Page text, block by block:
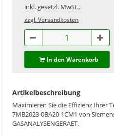
inkl. gesetzl. MwSt.,
zzgl. Versandkosten
In den Warenkorb
Artikelbeschreibung
Maximieren Sie die Effizienz Ihrer
7MB2023-0BA20-1CM1 von
GASANALYSENGERAET.